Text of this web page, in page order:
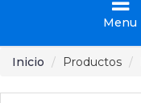
Menu
Inicio Productos